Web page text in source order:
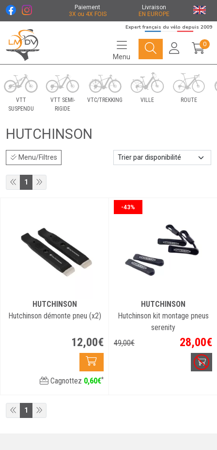
Paiement
3X ou 4X FOIS
Livraison
EN EUROPE
Le Marché du Vélo Votre distributeurs de vélo
Expert français du vélo depuis 2009
Menu
0
VTT
SUSPENDU
VTT SEMI-
RIGIDE
VTC/TREKKING VILLE ROUTE
HUTCHINSON
Menu/Filtres
1
HUTCHINSON
Hutchinson démonte pneu (x2)
12,00€
Cagnottez 0,60€*
-43%
HUTCHINSON
Hutchinson kit montage pneus
serenity
49,00€ 28,00€
1